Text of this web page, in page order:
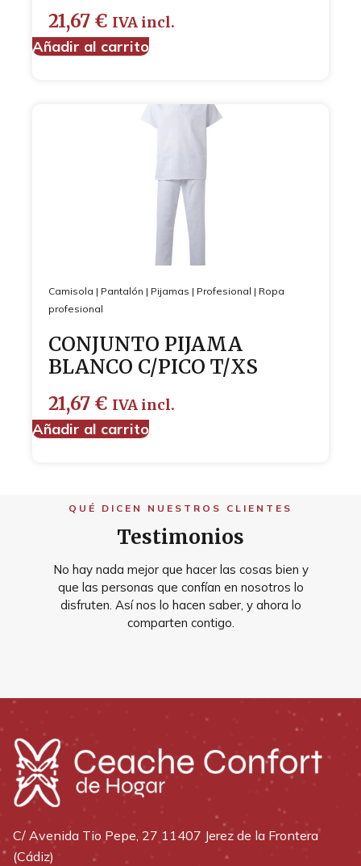
21,67 € IVA incl.
Añadir al carrito
Camisola | Pantalón | Pijamas | Profesional | Ropa
profesional
CONJUNTO PIJAMA
BLANCO C/PICO T/XS
21,67 € IVA incl.
Añadir al carrito
QUÉ DICEN NUESTROS CLIENTES
Testimonios
No hay nada mejor que hacer las cosas bien y
que las personas que confían en nosotros lo
disfruten. Así nos lo hacen saber, y ahora lo
comparten contigo.
C/ Avenida Tio Pepe, 27 11407 Jerez de la Frontera
(Cádiz)